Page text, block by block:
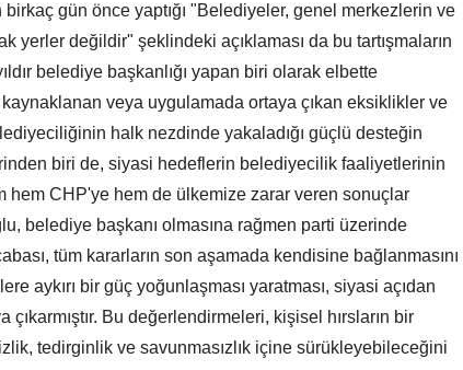
birkaç gün önce yaptığı "Belediyeler, genel merkezlerin ve
yerler değildir" şeklindeki açıklaması da bu tartışmaların
belediye başkanlığı yapan biri olarak elbette
veya uygulamada ortaya çıkan eksiklikler ve
halk nezdinde yakaladığı güçlü desteğin
biri de, siyasi hedeflerin belediyecilik faaliyetlerinin
hem CHP'ye hem de ülkemize zarar veren sonuçlar
belediye başkanı olmasına rağmen parti üzerinde
tüm kararların son aşamada kendisine bağlanmasını
aykırı bir güç yoğunlaşması yaratması, siyasi açıdan
çıkarmıştır. Bu değerlendirmeleri, kişisel hırsların bir
tedirginlik ve savunmasızlık içine sürükleyebileceğini